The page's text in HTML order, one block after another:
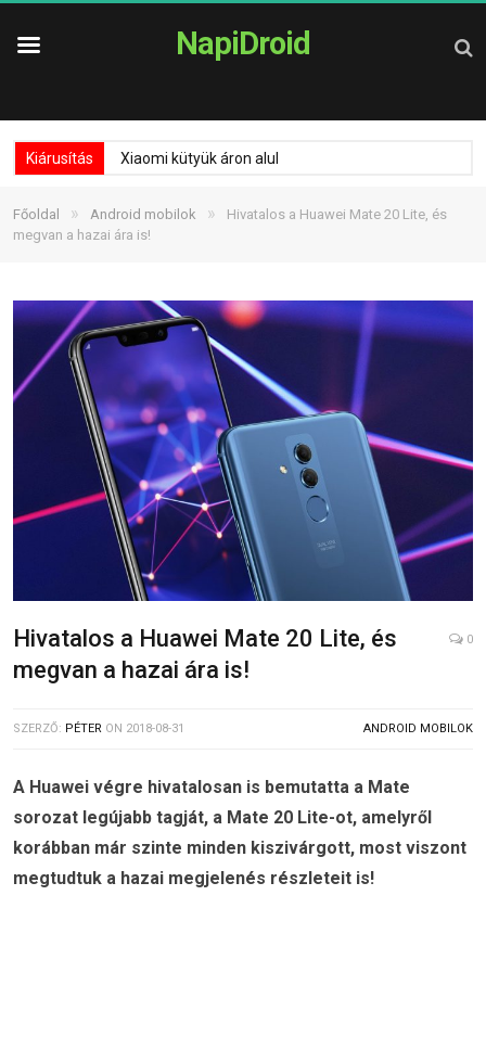
NapiDroid
Kiárusítás Xiaomi kütyük áron alul
Főoldal » Android mobilok »
Hivatalos a Huawei Mate 20 Lite, és
megvan a hazai ára is!
Hivatalos a Huawei Mate 20 Lite, és
megvan a hazai ára is!
0
SZERZŐ: PÉTER ON 2018-08-31 ANDROID MOBILOK
A Huawei végre hivatalosan is bemutatta a Mate
sorozat legújabb tagját, a Mate 20 Lite-ot, amelyről
korábban már szinte minden kiszivárgott, most viszont
megtudtuk a hazai megjelenés részleteit is!